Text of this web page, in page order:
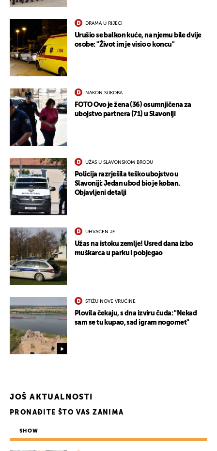
DRAMA U RIJECI
Urušio se balkon kuće, na njemu bile dvije
osobe: "Život im je visio o koncu"
NAKON SUKOBA
FOTO Ovo je žena (36) osumnjičena za
ubojstvo partnera (71) u Slavoniji
UŽAS U SLAVONSKOM BRODU
Policija razrješila teško ubojstvo u
Slavoniji: Jedan ubod bio je koban.
Objavljeni detalji
UHVAĆEN JE
Užas na istoku zemlje! Usred dana izbo
muškarca u parku i pobjegao
STIŽU NOVE VRUĆINE
Plovila čekaju, s dna izviru čuda: "Nekad
sam se tu kupao, sad igram nogomet"
JOŠ AKTUALNOSTI
PRONAĐITE ŠTO VAS ZANIMA
SHOW